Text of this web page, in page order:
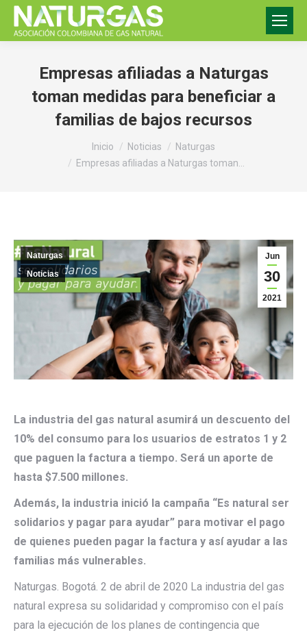
Empresas afiliadas a Naturgas
toman medidas para beneficiar a
familias de bajos recursos
Inicio Noticias
Naturgas
Empresas afiliadas a Naturgas toman…
Jun
30
2021
Naturgas
Noticias
La industria del gas natural asumirá un descuento del
10% del consumo para los usuarios de estratos 1 y 2
que paguen la factura a tiempo. Será un aporte de
hasta $7.500 millones.
Además, la industria inició la campaña “Es natural ser
solidarios y pagar para ayudar” para motivar el pago
de quienes pueden pagar la factura y así ayudar a las
familias más vulnerables.
Naturgas. Bogotá. 2 de abril de 2020 La industria del gas
natural expresa su solidaridad y compromiso con el país
para la ejecución de los planes de contingencia que